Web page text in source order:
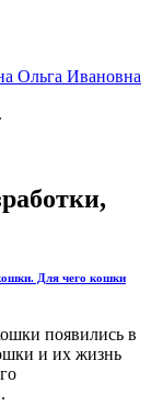
Ольга Ивановна
Для чего кошки
появились в
и их жизнь